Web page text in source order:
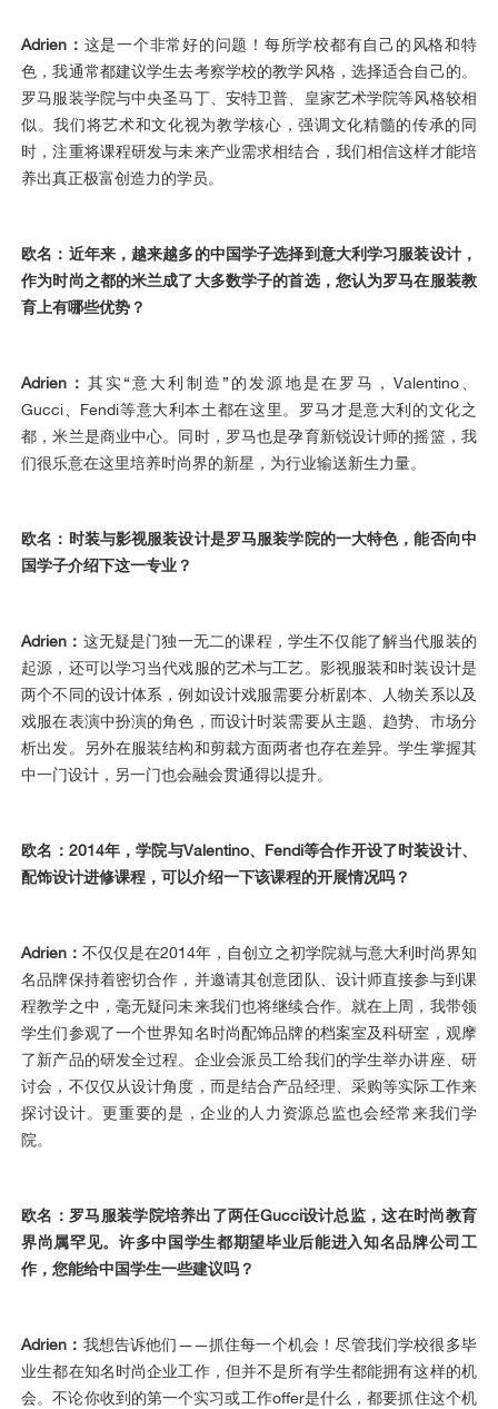
Adrien： 这是一个非常好的问题！每所学校都有自己的风格和特
色，我通常都建议学生去考察学校的教学风格，选择适合自己的。
罗马服装学院与中央圣马丁、安特卫普、皇家艺术学院等风格较相
似。我们将艺术和文化视为教学核心，强调文化精髓的传承的同
时，注重将课程研发与未来产业需求相结合，我们相信这样才能培
养出真正极富创造力的学员。
欧名：近年来，越来越多的中国学子选择到意大利学习服装设计，
作为时尚之都的米兰成了大多数学子的首选，您认为罗马在服装教
育上有哪些优势？
Adrien： 其实“意大利制造”的发源地是在罗马，Valentino、
Gucci、Fendi等意大利本土都在这里。罗马才是意大利的文化之
都，米兰是商业中心。同时，罗马也是孕育新锐设计师的摇篮，我
们很乐意在这里培养时尚界的新星，为行业输送新生力量。
欧名：时装与影视服装设计是罗马服装学院的一大特色，能否向中
国学子介绍下这一专业？
Adrien： 这无疑是门独一无二的课程，学生不仅能了解当代服装的
起源，还可以学习当代戏服的艺术与工艺。影视服装和时装设计是
两个不同的设计体系，例如设计戏服需要分析剧本、人物关系以及
戏服在表演中扮演的角色，而设计时装需要从主题、趋势、市场分
析出发。另外在服装结构和剪裁方面两者也存在差异。学生掌握其
中一门设计，另一门也会融会贯通得以提升。
欧名：2014年，学院与Valentino、Fendi等合作开设了时装设计、
配饰设计进修课程，可以介绍一下该课程的开展情况吗？
Adrien：不仅仅是在2014年，自创立之初学院就与意大利时尚界知
名品牌保持着密切合作，并邀请其创意团队、设计师直接参与到课
程教学之中，毫无疑问未来我们也将继续合作。就在上周，我带领
学生们参观了一个世界知名时尚配饰品牌的档案室及科研室，观摩
了新产品的研发全过程。企业会派员工给我们的学生举办讲座、研
讨会，不仅仅从设计角度，而是结合产品经理、采购等实际工作来
探讨设计。更重要的是，企业的人力资源总监也会经常来我们学
院。
欧名：罗马服装学院培养出了两任Gucci设计总监，这在时尚教育
界尚属罕见。许多中国学生都期望毕业后能进入知名品牌公司工
作，您能给中国学生一些建议吗？
Adrien： 我想告诉他们——抓住每一个机会！尽管我们学校很多毕
业生都在知名时尚企业工作，但并不是所有学生都能拥有这样的机
会。不论你收到的第一个实习或工作offer是什么，都要抓住这个机